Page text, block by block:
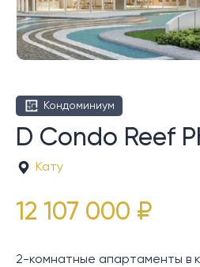
Кондоминиум
D Condo Reef
Кату
12 107 000 ₽
2-комнатные апартаменты в